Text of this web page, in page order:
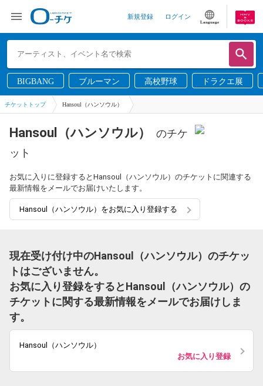
新規登録 ログイン
Language
BIGBANG ブルーマン 高校野球 ドラクエ展
チケットトップ Hansoul（ハンソウル）
Hansoul（ハンソウル）
のチケ
ット
お気に入りに登録するとHansoul（ハンソウル）のチケットに関連する
最新情報をメールでお届けいたします。
Hansoul（ハンソウル）をお気に入り登録する
現在受け付け中のHansoul（ハンソウル）のチケッ
トはございません。
お気に入り登録をするとHansoul（ハンソウル）の
チケットに関する最新情報をメールでお届けしま
す。
Hansoul（ハンソウル）
お気に入り登録